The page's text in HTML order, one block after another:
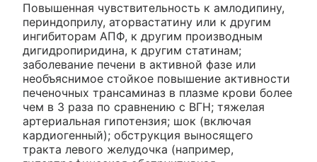
Повышенная чувствительность к амлодипину,
периндоприлу, аторвастатину или к другим
ингибиторам АПФ, к другим производным
дигидропиридина, к другим статинам;
заболевание печени в активной фазе или
необъяснимое стойкое повышение активности
печеночных трансаминаз в плазме крови более
чем в 3 раза по сравнению с ВГН; тяжелая
артериальная гипотензия; шок (включая
кардиогенный); обструкция выносящего
тракта левого желудочка (например,